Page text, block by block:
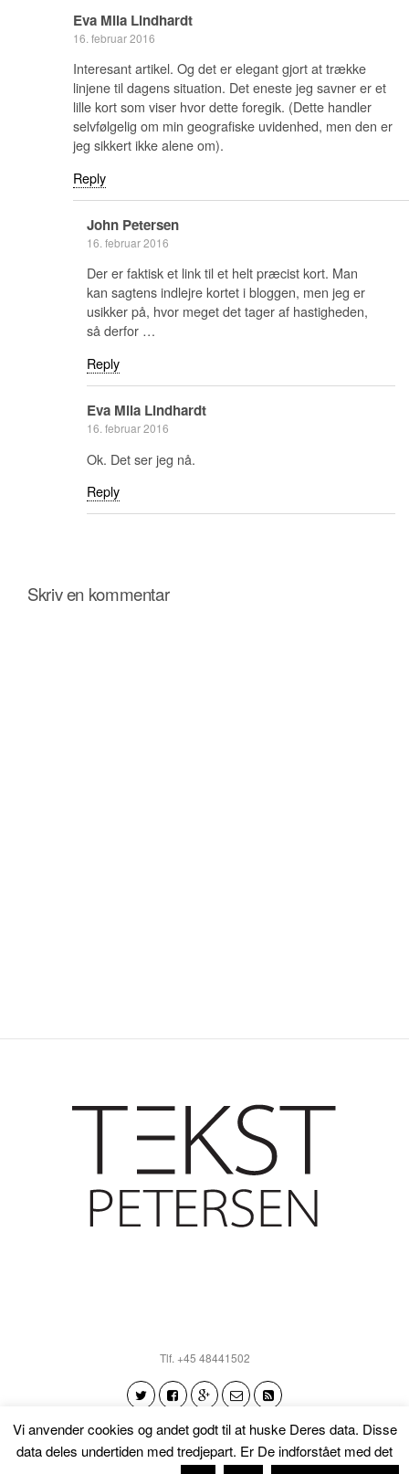
Eva Mila Lindhardt
16. februar 2016
Interesant artikel. Og det er elegant gjort at trække
linjene til dagens situation. Det eneste jeg savner er et
lille kort som viser hvor dette foregik. (Dette handler
selvfølgelig om min geografiske uvidenhed, men den er
jeg sikkert ikke alene om).
Reply
John Petersen
16. februar 2016
Der er faktisk et link til et helt præcist kort. Man
kan sagtens indlejre kortet i bloggen, men jeg er
usikker på, hvor meget det tager af hastigheden,
så derfor …
Reply
Eva Mila Lindhardt
16. februar 2016
Ok. Det ser jeg nå.
Reply
Skriv en kommentar
Tlf. +45 48441502
Vi anvender cookies og andet godt til at huske Deres data. Disse
data deles undertiden med tredjepart. Er De indforstået med det